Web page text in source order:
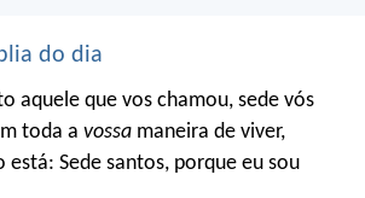
do dia
aquele que vos chamou, sede vós
toda a vossa maneira de viver,
Sede santos, porque eu sou